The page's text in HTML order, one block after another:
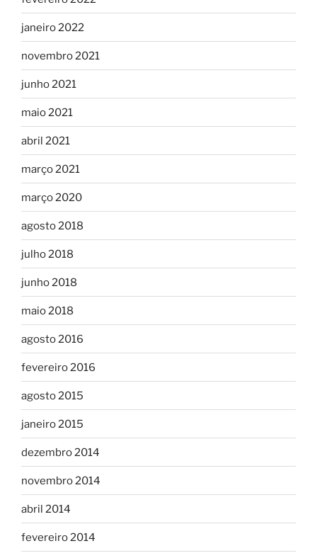
janeiro 2022
novembro 2021
junho 2021
maio 2021
abril 2021
março 2021
março 2020
agosto 2018
julho 2018
junho 2018
maio 2018
agosto 2016
fevereiro 2016
agosto 2015
janeiro 2015
dezembro 2014
novembro 2014
abril 2014
fevereiro 2014